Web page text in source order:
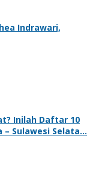
Indrawari,
Inilah Daftar 10
– Sulawesi Selata…